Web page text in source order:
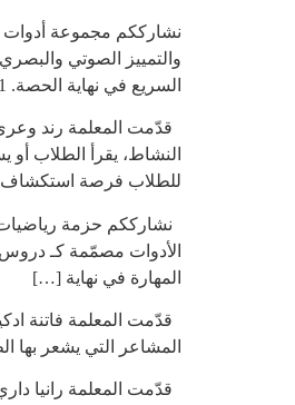
نشارككم مجموعة أدوات
والتمييز الصوتي
السريع في نهاية الحصة. 1) درس […]
قدّمت المعلمة رند وعري
النشاط، يقرأ الطلاب
للطلاب فرصة
نشارككم حزمة رياضيات
الأدوات مصمّمة كـ
المهارة في نهاية […]
قدّمت المعلمة فاتنة
المشاعر التي يشعر
قدّمت المعلمة رانيا